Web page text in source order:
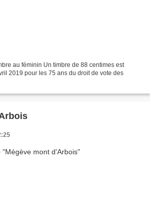
au féminin Un timbre de 88 centimes est
2019 pour les 75 ans du droit de vote des